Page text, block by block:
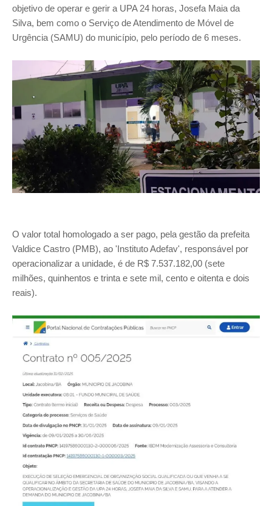
objetivo de operar e gerir a UPA 24 horas, Josefa Maia da
Silva, bem como o Serviço de Atendimento de Móvel de
Urgência (SAMU) do município, pelo período de 6 meses.
O valor total homologado a ser pago, pela gestão da prefeita
Valdice Castro (PMB), ao 'Instituto Adefav', responsável por
operacionalizar a unidade, é de R$ 7.537.182,00 (sete
milhões, quinhentos e trinta e sete mil, cento e oitenta e dois
reais).